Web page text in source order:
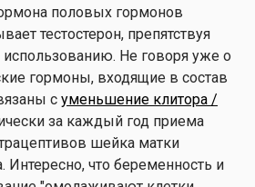
половых гормонов
тестостерон, препятствуя
Не говоря уже о
гормоны, входящие в состав
с уменьшение клитора /
за каждый год приема
шейка матки
Интересно, что беременность и